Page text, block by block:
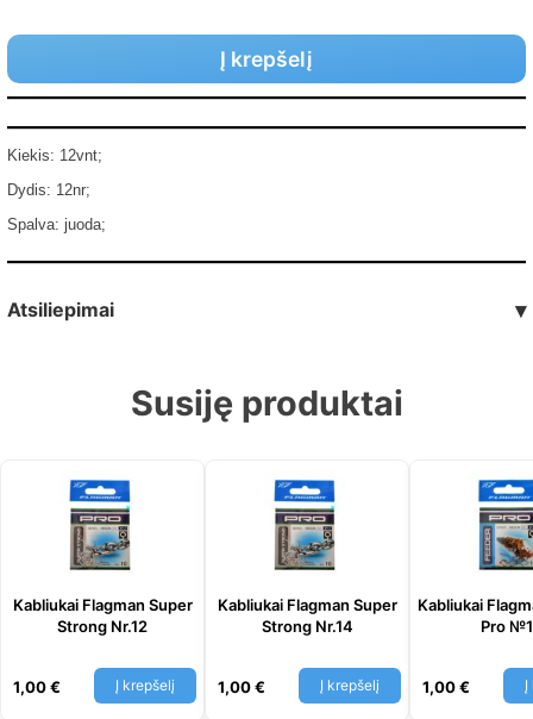
Į krepšelį
Kiekis: 12vnt;
Dydis: 12nr;
Spalva: juoda;
Atsiliepimai ▾
Susiję produktai
Kabliukai Flagman Super
Strong Nr.12
1,00€ Į krepšelį
Kabliukai Flagman Super
Strong Nr.14
1,00€ Į krepšelį
Kabliukai
Pro
1,00€ Į